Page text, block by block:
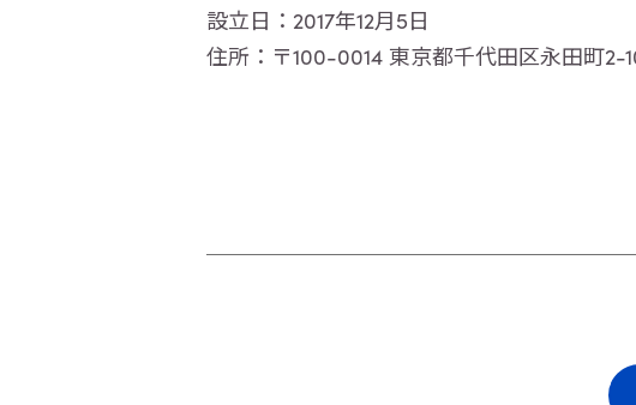
設立日：2017年12月5日
住所：〒100-0014 東京都千代田区永田町2-